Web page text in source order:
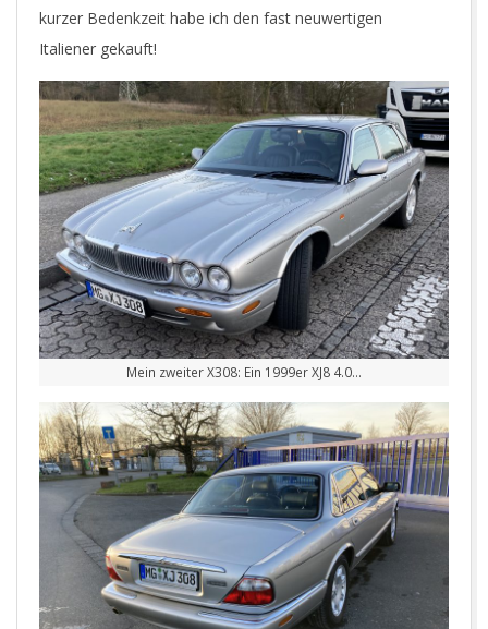
kurzer Bedenkzeit habe ich den fast neuwertigen
Italiener gekauft!
Mein zweiter X308: Ein 1999er XJ8 4.0…